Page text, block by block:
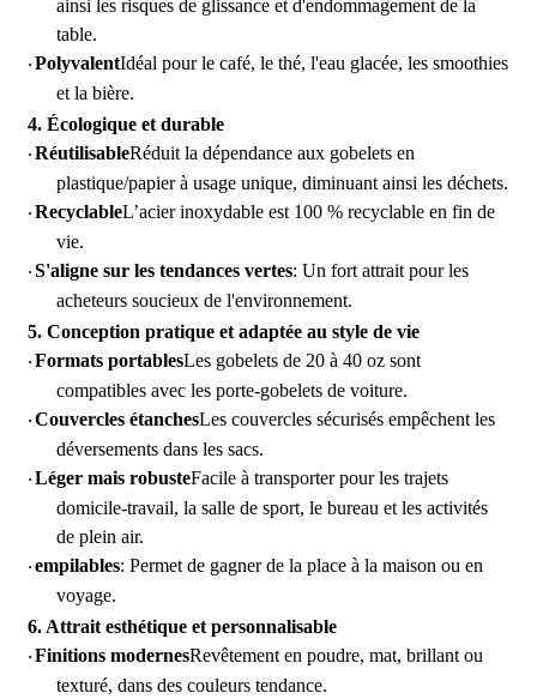
ainsi les risques de glissance et d'endommagement de la
table.
· PolyvalentIdéal pour le café, le thé, l'eau glacée, les smoothies
et la bière.
4. Écologique et durable
· RéutilisableRéduit la dépendance aux gobelets en
plastique/papier à usage unique, diminuant ainsi les déchets.
· RecyclableL’acier inoxydable est 100 % recyclable en fin de
vie.
· S'aligne sur les tendances vertes: Un fort attrait pour les
acheteurs soucieux de l'environnement.
5. Conception pratique et adaptée au style de vie
· Formats portablesLes gobelets de 20 à 40 oz sont
compatibles avec les porte-gobelets de voiture.
· Couvercles étanchesLes couvercles sécurisés empêchent les
déversements dans les sacs.
· Léger mais robusteFacile à transporter pour les trajets
domicile-travail, la salle de sport, le bureau et les activités
de plein air.
· empilables: Permet de gagner de la place à la maison ou en
voyage.
6. Attrait esthétique et personnalisable
· Finitions modernesRevêtement en poudre, mat, brillant ou
texturé, dans des couleurs tendance.